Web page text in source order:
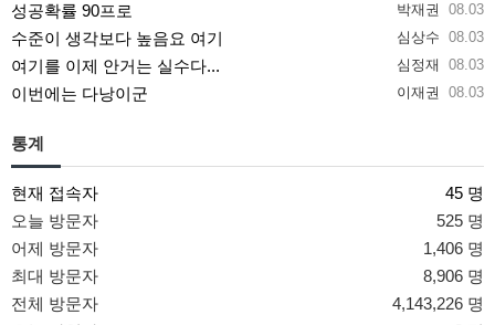
박재권 08.03
성공확률 90프로
심상수 08.03
수준이 생각보다 높음요 여기
심정재 08.03
여기를 이제 안거는 실수다...
이재권 08.03
이번에는 다낭이군
통계
현재 접속자
45 명
오늘 방문자
525 명
어제 방문자
1,406 명
최대 방문자
8,906 명
전체 방문자
4,143,226 명